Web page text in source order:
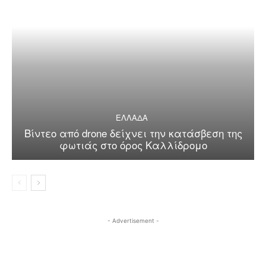
ΕΛΛΑΔΑ
Βίντεο από drone δείχνει την κατάσβεση της
φωτιάς στο όρος Καλλίδρομο
- Advertisement -